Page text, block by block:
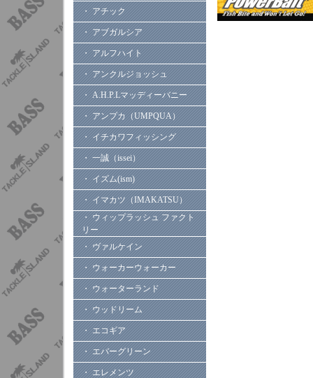
・ アチック
・ アブガルシア
・ アルフハイト
・ アンクルジョッシュ
・ A.H.P.Lマッディーバニー
・ アンプカ（UMPQUA）
・ イチカワフィッシング
・ 一誠（issei）
・ イズム(ism)
・ イマカツ（IMAKATSU）
・ ウィップラッシュ ファクト
リー
・ ヴァルケイン
・ ウォーカーウォーカー
・ ウォーターランド
・ ウッドリーム
・ エコギア
・ エバーグリーン
・ エレメンツ